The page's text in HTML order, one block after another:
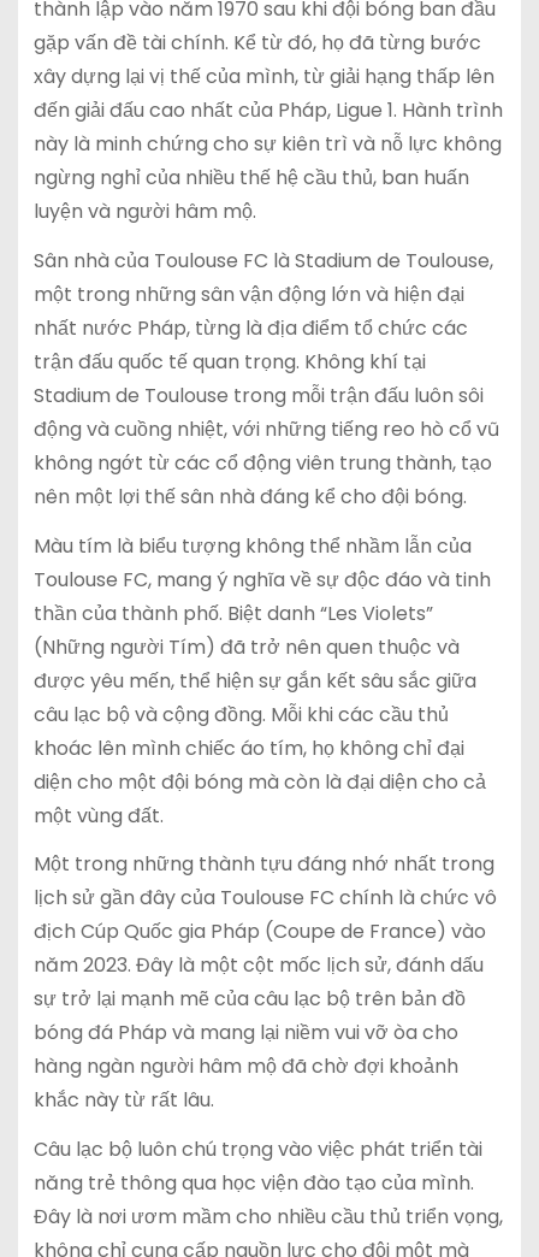
thành lập vào năm 1970 sau khi đội bóng ban đầu
gặp vấn đề tài chính. Kể từ đó, họ đã từng bước
xây dựng lại vị thế của mình, từ giải hạng thấp lên
đến giải đấu cao nhất của Pháp, Ligue 1. Hành trình
này là minh chứng cho sự kiên trì và nỗ lực không
ngừng nghỉ của nhiều thế hệ cầu thủ, ban huấn
luyện và người hâm mộ.
Sân nhà của Toulouse FC là Stadium de Toulouse,
một trong những sân vận động lớn và hiện đại
nhất nước Pháp, từng là địa điểm tổ chức các
trận đấu quốc tế quan trọng. Không khí tại
Stadium de Toulouse trong mỗi trận đấu luôn sôi
động và cuồng nhiệt, với những tiếng reo hò cổ vũ
không ngớt từ các cổ động viên trung thành, tạo
nên một lợi thế sân nhà đáng kể cho đội bóng.
Màu tím là biểu tượng không thể nhầm lẫn của
Toulouse FC, mang ý nghĩa về sự độc đáo và tinh
thần của thành phố. Biệt danh “Les Violets”
(Những người Tím) đã trở nên quen thuộc và
được yêu mến, thể hiện sự gắn kết sâu sắc giữa
câu lạc bộ và cộng đồng. Mỗi khi các cầu thủ
khoác lên mình chiếc áo tím, họ không chỉ đại
diện cho một đội bóng mà còn là đại diện cho cả
một vùng đất.
Một trong những thành tựu đáng nhớ nhất trong
lịch sử gần đây của Toulouse FC chính là chức vô
địch Cúp Quốc gia Pháp (Coupe de France) vào
năm 2023. Đây là một cột mốc lịch sử, đánh dấu
sự trở lại mạnh mẽ của câu lạc bộ trên bản đồ
bóng đá Pháp và mang lại niềm vui vỡ òa cho
hàng ngàn người hâm mộ đã chờ đợi khoảnh
khắc này từ rất lâu.
Câu lạc bộ luôn chú trọng vào việc phát triển tài
năng trẻ thông qua học viện đào tạo của mình.
Đây là nơi ươm mầm cho nhiều cầu thủ triển vọng,
không chỉ cung cấp nguồn lực cho đội một mà